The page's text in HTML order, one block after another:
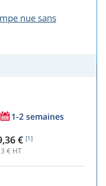
nue sans
1-2 semaines
€ [1]
€ HT